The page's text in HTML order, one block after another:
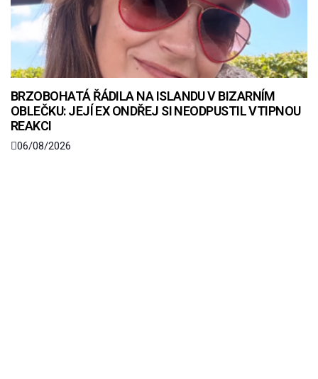
BRZOBOHATÁ ŘÁDILA NA ISLANDU V BIZARNÍM
OBLEČKU: JEJÍ EX ONDŘEJ SI NEODPUSTIL VTIPNOU
REAKCI
06/08/2026